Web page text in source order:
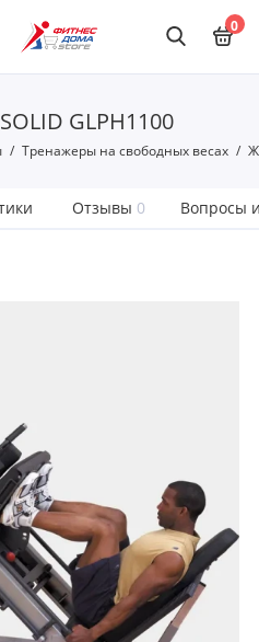
0
GLPH1100
Тренажеры на свободных весах
Отзывы 0 Вопросы